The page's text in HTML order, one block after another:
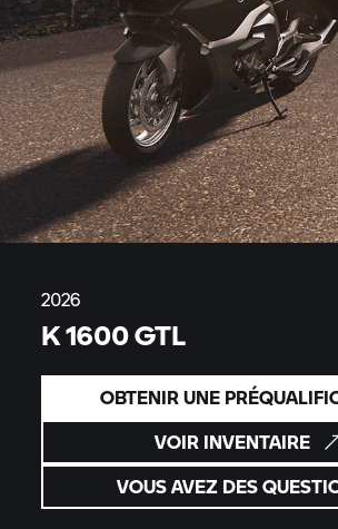
2026
K 1600 GTL
OBTENIR UNE
VOIR INVENTAIRE
VOUS AVEZ DES